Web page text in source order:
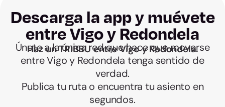
Descarga la app y muévete
entre Vigo y Redondela
Haz un TRIBBU entre Vigo y Redondela.
Únete a la única red que hace que moverse
entre Vigo y Redondela tenga sentido de
verdad.
Publica tu ruta o encuentra tu asiento en
segundos.